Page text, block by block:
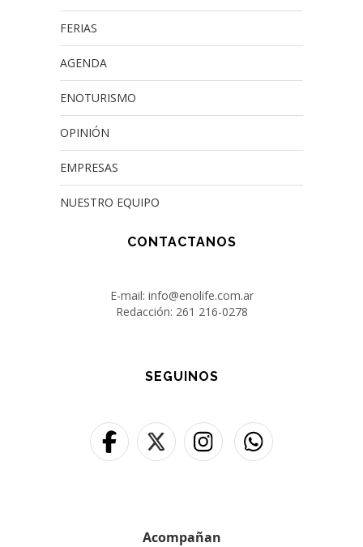
FERIAS
AGENDA
ENOTURISMO
OPINIÓN
EMPRESAS
NUESTRO EQUIPO
CONTACTANOS
E-mail: info@enolife.com.ar
Redacción: 261 216-0278
SEGUINOS
Acompañan